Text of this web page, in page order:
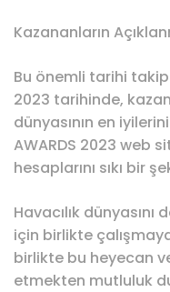
Kazananların
Bu önemli tarihi
2023 tarihinde,
dünyasının en
AWARDS 2023 web
hesaplarını sıkı bir
Havacılık
için birlikte
birlikte bu heyecan
etmekten mutluluk